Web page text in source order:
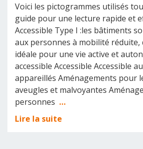
Voici les pictogrammes utilisés
guide pour une lecture rapide et
Accessible Type I :les bâtiments
aux personnes à mobilité réduite,
idéale pour une vie active et
accessible Accessible Accessible
appareillés Aménagements pour
aveugles et malvoyantes
personnes …
Lire la suite